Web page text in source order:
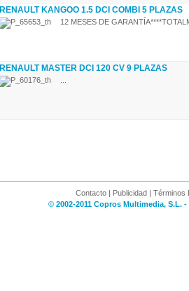
RENAULT KANGOO 1.5 DCI COMBI 5 PLAZAS
12 MESES DE
RENAULT MASTER DCI 120 CV 9 PLAZAS
Contacto | Publicidad | Términos
© 2002-2011 Copros Multimedia, S.L.